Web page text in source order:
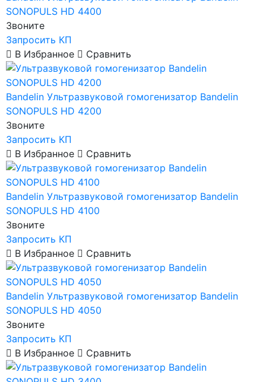
SONOPULS HD 4400
Звоните
Запросить КП
В Избранное
Сравнить
Bandelin Ультразвуковой гомогенизатор Bandelin
SONOPULS HD 4200
Звоните
Запросить КП
В Избранное
Сравнить
Bandelin Ультразвуковой гомогенизатор Bandelin
SONOPULS HD 4100
Звоните
Запросить КП
В Избранное
Сравнить
Bandelin Ультразвуковой гомогенизатор Bandelin
SONOPULS HD 4050
Звоните
Запросить КП
В Избранное
Сравнить